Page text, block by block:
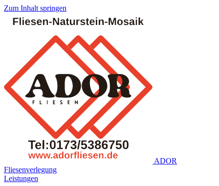
Zum Inhalt springen
ADOR
Fliesenverlegung
Leistungen